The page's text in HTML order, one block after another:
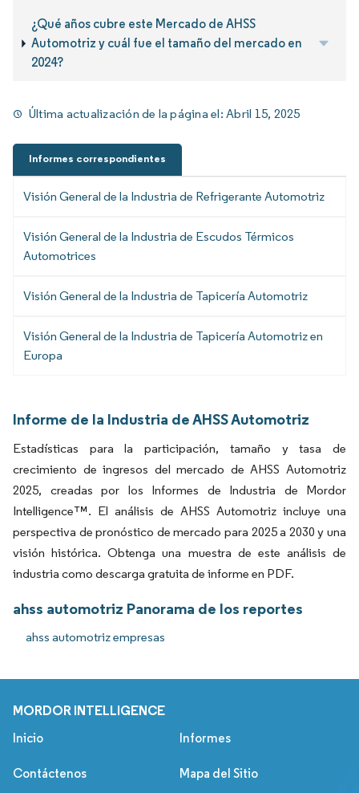
¿Qué años cubre este Mercado de AHSS
Automotriz y cuál fue el tamaño del mercado en
2024?
Última actualización de la página el:Abril 15, 2025
Informes correspondientes
Visión General de la Industria de Refrigerante Automotriz
Visión General de la Industria de Escudos Térmicos
Automotrices
Visión General de la Industria de Tapicería Automotriz
Visión General de la Industria de Tapicería Automotriz en
Europa
Informe de la Industria de AHSS Automotriz
Estadísticas para la participación, tamaño y tasa de
crecimiento de ingresos del mercado de AHSS Automotriz
2025, creadas por los Informes de Industria de Mordor
Intelligence™. El análisis de AHSS Automotriz incluye una
perspectiva de pronóstico de mercado para 2025 a 2030 y una
visión histórica. Obtenga una muestra de este análisis de
industria como descarga gratuita de informe en PDF.
ahss automotriz Panorama de los reportes
ahss automotriz empresas
MORDOR INTELLIGENCE
Inicio Informes
Contáctenos Mapa del Sitio